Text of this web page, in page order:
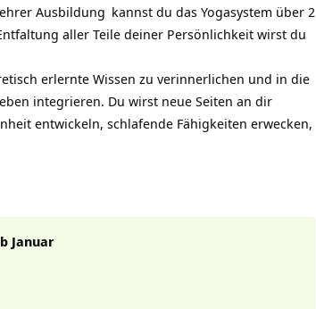
Ausbildung kannst du das Yogasystem über 2
aller Teile deiner Persönlichkeit wirst du
erlernte Wissen zu verinnerlichen und in die
integrieren. Du wirst neue Seiten an dir
entwickeln, schlafende Fähigkeiten erwecken,
Januar